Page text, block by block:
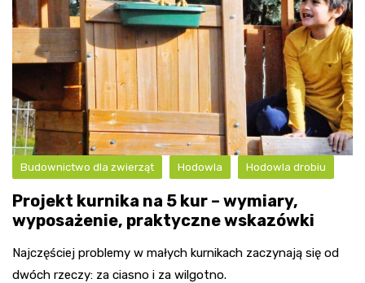
Budownictwo dla zwierząt Hodowla Hodowla drobiu
Projekt kurnika na 5 kur – wymiary,
wyposażenie, praktyczne wskazówki
Najczęściej problemy w małych kurnikach zaczynają się od
dwóch rzeczy: za ciasno i za wilgotno.